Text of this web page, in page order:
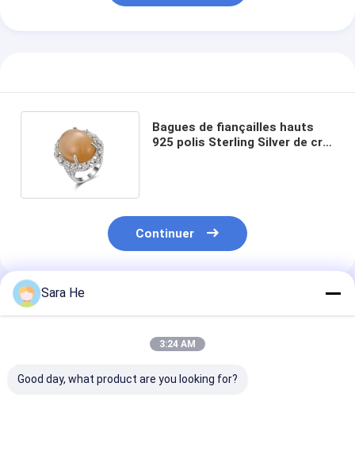
Bagues de fiançailles hauts
925 polis Sterling Silver de cru
Continuer
Produits Recommandés
Sara He
3:24 AM
Good day, what product are you looking for?